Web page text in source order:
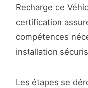
Recharge de
certification
compétences
installation
Les étapes se